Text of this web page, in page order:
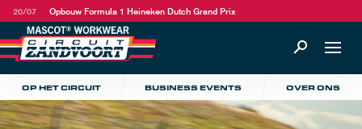
20/07 Opbouw Formula 1 Heineken Dutch Grand Prix
OP HET CIRCUIT BUSINESS EVENTS OVER ONS